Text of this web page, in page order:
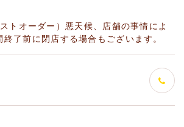
トオーダー）悪天候、店舗の事情によ
終了前に閉店する場合もございます。